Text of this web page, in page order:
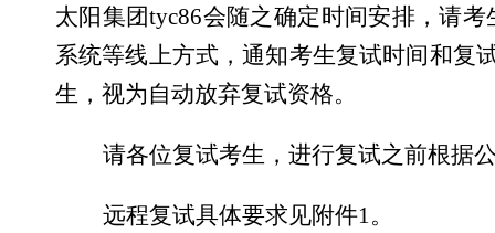
太阳集团tyc86会随之确定时间安排，请
系统等线上方式，通知考生复试时间和复
生，视为自动放弃复试资格。
请各位复试考生，进行复试之前根据
远程复试具体要求见附件1。